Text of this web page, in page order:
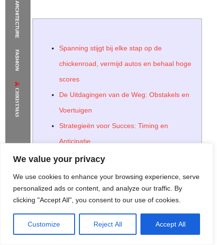
We value your privacy
We use cookies to enhance your browsing experience, serve
personalized ads or content, and analyze our traffic. By
clicking "Accept All", you consent to our use of cookies.
Customize Reject All Accept All
ARCHITECTURE
FASHION
CHRISTMAS
Rome Project Santorini Project
Sounio Project 1
The Supermodels Always Bring Their
Flawless Festival Style to Rio
Spanning stijgt bij elke stap op de
chickenroad, vermijd autos en behaal hoge
scores
De Uitdagingen van de Weg: Obstakels en
Voertuigen
Strategieën voor Succes: Timing en
Anticipatie
Puntenverzameling en Power-Ups
Het Gebruik van Power-Ups: Timing en
Strategie
Verschillende Spelvarianten en
Aanpassen aan de Moeilijkheidsgraad: